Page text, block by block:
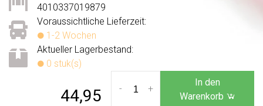
Voraussichtliche Lieferzeit:
1-2 Wochen
Aktueller Lagerbestand:
0 stuk(s)
4010337019879
44,95 +
-
In den
Warenkorb